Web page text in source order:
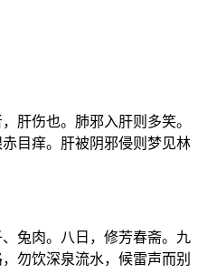
肝伤也。肺邪入肝则多笑。
目痒。肝被阴邪侵则梦见林
兔肉。八日，修芳春斋。九
勿饮深泉流水，候雷声而别